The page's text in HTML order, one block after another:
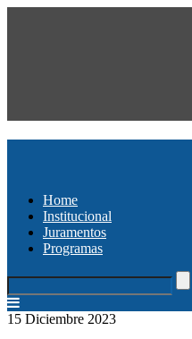
Home
Institucional
Juramentos
Programas
15 Diciembre 2023